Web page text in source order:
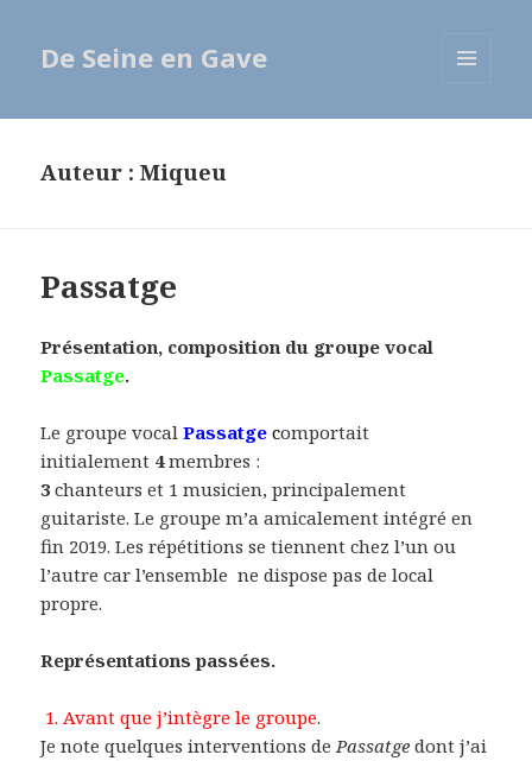
De Seine en Gave
Auteur :Miqueu
Passatge
Présentation, composition du groupe vocal
Passatge.
Le groupe vocalPassatgecomportait
initialement 4membres :
3 chanteurs et 1 musicien, principalement
guitariste. Le groupe m’a amicalement intégré en
fin 2019. Les répétitions se tiennent chez l’un ou
l’autre car l’ensemble ne dispose pas de local
propre.
Représentations passées.
1.Avant que j’intègre le groupe.
Je note quelques interventions dePassatge dont j’ai